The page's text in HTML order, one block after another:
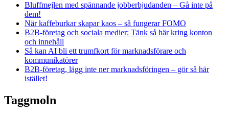
Bluffmejlen med spännande jobberbjudanden – Gå inte på
dem!
När kaffeburkar skapar kaos – så fungerar FOMO
B2B-företag och sociala medier: Tänk så här kring konton
och innehåll
Så kan AI bli ett trumfkort för marknadsförare och
kommunikatörer
B2B-företag, lägg inte ner marknadsföringen – gör så här
istället!
Taggmoln